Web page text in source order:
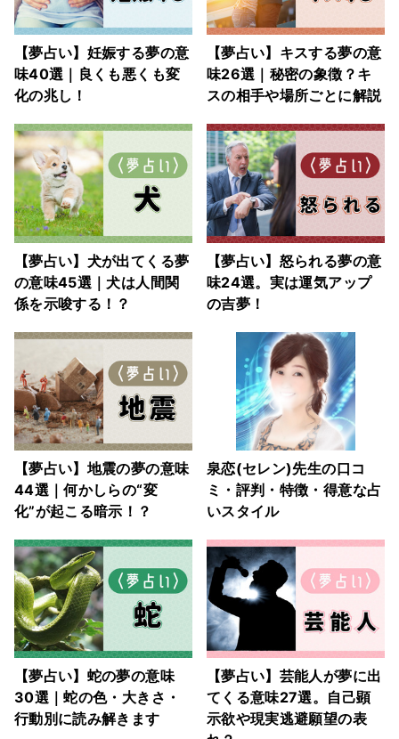
【夢占い】妊娠する夢の意
味40選｜良くも悪くも変
化の兆し！
【夢占い】キスする夢の意
味26選｜秘密の象徴？キ
スの相手や場所ごとに解説
【夢占い】犬が出てくる夢
の意味45選｜犬は人間関
係を示唆する！？
【夢占い】怒られる夢の意
味24選。実は運気アップ
の吉夢！
【夢占い】地震の夢の意味
44選｜何かしらの“変
化”が起こる暗示！？
泉恋(セレン)先生の口コ
ミ・評判・特徴・得意な占
いスタイル
【夢占い】蛇の夢の意味
30選｜蛇の色・大きさ・
行動別に読み解きます
【夢占い】芸能人が夢に出
てくる意味27選。自己顕
示欲や現実逃避願望の表